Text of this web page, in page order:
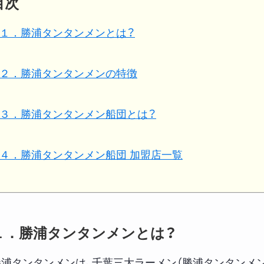
次
１．勝浦タンタンメンとは？
２．勝浦タンタンメンの特徴
３．勝浦タンタンメン船団とは？
４．勝浦タンタンメン船団 加盟店一覧
．勝浦タンタンメンとは？